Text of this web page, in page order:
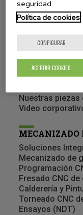
MENDIOLA
Presentación
Historia
Calidad
Trabaja con
Nuestras piezas
Video
MECANIZADO
Soluciones
Mecanizado de
Programación
Fresado CNC
Calderería y
Torneado CNC
Ensayos (NDT)
seguridad.
Política de cookies
CONFIGURAR
ACEPTAR COOKIES